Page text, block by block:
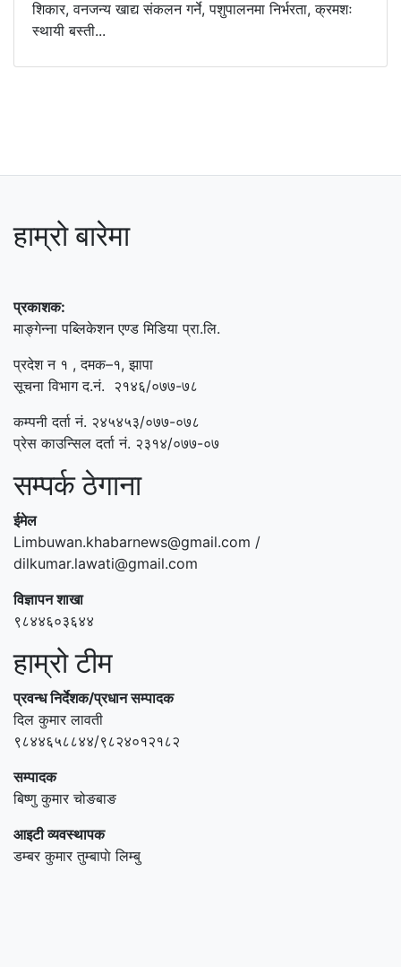
शिकार, वनजन्य खाद्य संकलन गर्ने, पशुपालनमा निर्भरता, क्रमशः
स्थायी बस्ती...
हाम्रो बारेमा
प्रकाशक:
माङ्गेन्ना पब्लिकेशन एण्ड मिडिया प्रा.लि.
प्रदेश न १ , दमक–१, झापा
सूचना विभाग द.नं. २१४६/०७७-७८
कम्पनी दर्ता नं. २४५४५३/०७७-०७८
प्रेस काउन्सिल दर्ता नं. २३१४/०७७-०७
सम्पर्क ठेगाना
ईमेल
Limbuwan.khabarnews@gmail.com /
dilkumar.lawati@gmail.com
विज्ञापन शाखा
९८४४६०३६४४
हाम्रो टीम
प्रवन्ध निर्देशक/प्रधान सम्पादक
दिल कुमार लावती
९८४४६५८८४४/९८२४०१२१८२
सम्पादक
बिष्णु कुमार चोङबाङ
आइटी व्यवस्थापक
डम्बर कुमार तुम्बापाे लिम्बु